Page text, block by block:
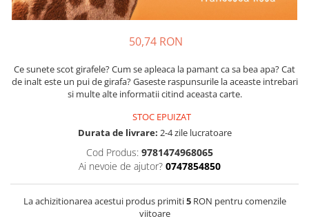
50,74 RON
Ce sunete scot girafele? Cum se apleaca la pamant ca sa bea apa? Cat
de inalt este un pui de girafa? Gaseste raspunsurile la aceaste intrebari
si multe alte informatii citind aceasta carte.
STOC EPUIZAT
Durata de livrare: 2-4 zile lucratoare
Cod Produs: 9781474968065
Ai nevoie de ajutor? 0747854850
La achizitionarea acestui produs primiti5RON pentru comenzile
viitoare